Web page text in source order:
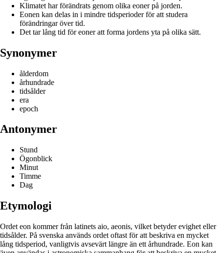
Klimatet har förändrats genom olika eoner på jorden.
Eonen kan delas in i mindre tidsperioder för att studera
förändringar över tid.
Det tar lång tid för eoner att forma jordens yta på olika sätt.
Synonymer
ålderdom
århundrade
tidsålder
era
epoch
Antonymer
Stund
Ögonblick
Minut
Timme
Dag
Etymologi
Ordet eon kommer från latinets aio, aeonis, vilket betyder evighet eller
tidsålder. På svenska används ordet oftast för att beskriva en mycket
lång tidsperiod, vanligtvis avsevärt längre än ett århundrade. Eon kan